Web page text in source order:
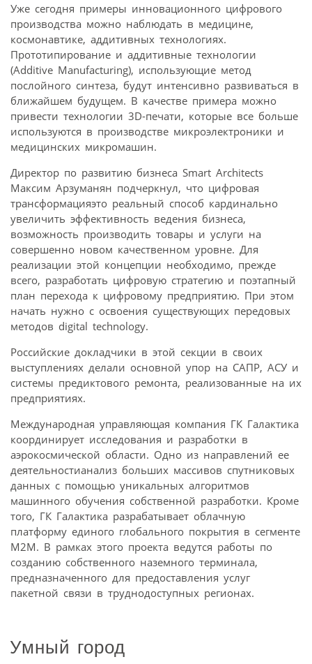
Уже сегодня примеры инновационного цифрового
производства можно наблюдать в медицине,
космонавтике, аддитивных технологиях.
Прототипирование и аддитивные технологии
(Additive Manufacturing), использующие метод
послойного синтеза, будут интенсивно развиваться в
ближайшем будущем. В качестве примера можно
привести технологии 3D-печати, которые все больше
используются в производстве микроэлектроники и
медицинских микромашин.
Директор по развитию бизнеса Smart Architects
Максим Арзуманян подчеркнул, что цифровая
трансформацияэто реальный способ кардинально
увеличить эффективность ведения бизнеса,
возможность производить товары и услуги на
совершенно новом качественном уровне. Для
реализации этой концепции необходимо, прежде
всего, разработать цифровую стратегию и поэтапный
план перехода к цифровому предприятию. При этом
начать нужно с освоения существующих передовых
методов digital technology.
Российские докладчики в этой секции в своих
выступлениях делали основной упор на САПР, АСУ и
системы предиктового ремонта, реализованные на их
предприятиях.
Международная управляющая компания ГК Галактика
координирует исследования и разработки в
аэрокосмической области. Одно из направлений ее
деятельностианализ больших массивов спутниковых
данных с помощью уникальных алгоритмов
машинного обучения собственной разработки. Кроме
того, ГК Галактика разрабатывает облачную
платформу единого глобального покрытия в сегменте
M2M. В рамках этого проекта ведутся работы по
созданию собственного наземного терминала,
предназначенного для предоставления услуг
пакетной связи в трудно­доступных регионах.
Умный город